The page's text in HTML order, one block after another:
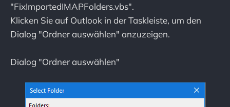
"FixImportedIMAPFolders.vbs".
Klicken Sie auf Outlook in der Taskleiste, um den
Dialog "Ordner auswählen" anzuzeigen.
Dialog "Ordner auswählen"